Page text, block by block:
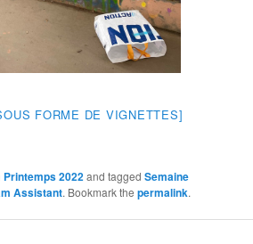
FORME DE VIGNETTES]
Printemps 2022and taggedSemaine
Assistant. Bookmark thepermalink.